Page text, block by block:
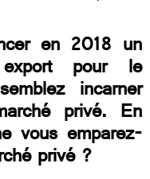
en 2018 un
export pour le
incarner
privé. En
vous emparez-
privé ?